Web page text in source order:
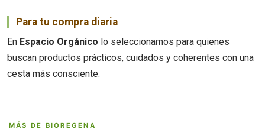
Para tu compra diaria
En Espacio Orgánico lo seleccionamos para quienes
buscan productos prácticos, cuidados y coherentes con una
cesta más consciente.
MÁS DE BIOREGENA